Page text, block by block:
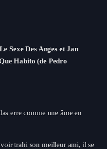
Sexe Des Anges et Jan
Habito (de Pedro
erre comme une âme en
trahi son meilleur ami, il se